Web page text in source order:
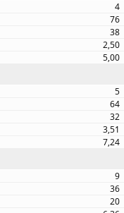
4
76
38
2,50
5,00
5
64
32
3,51
7,24
9
36
20